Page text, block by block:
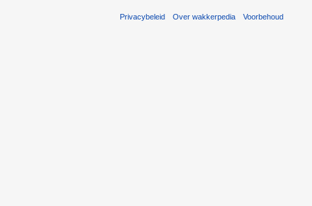
Privacybeleid Over wakkerpedia Voorbehoud